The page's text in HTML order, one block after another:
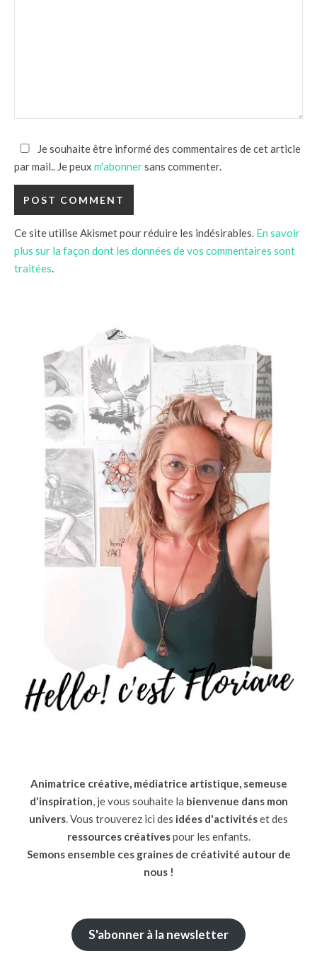
Je souhaite être informé des commentaires de cet article
par mail.. Je peux m'abonnersans commenter.
Ce site utilise Akismet pour réduire les indésirables. En savoir
plus sur la façon dont les données de vos commentaires sont
traitées.
Animatrice créative, médiatrice artistique, semeuse
d'inspiration, je vous souhaite la bienvenue dans mon
univers. Vous trouverez ici des idées d'activitéset des
ressources créativespour les enfants.
Semons ensemble ces graines de créativité autour de
nous !
S'abonner à la newsletter